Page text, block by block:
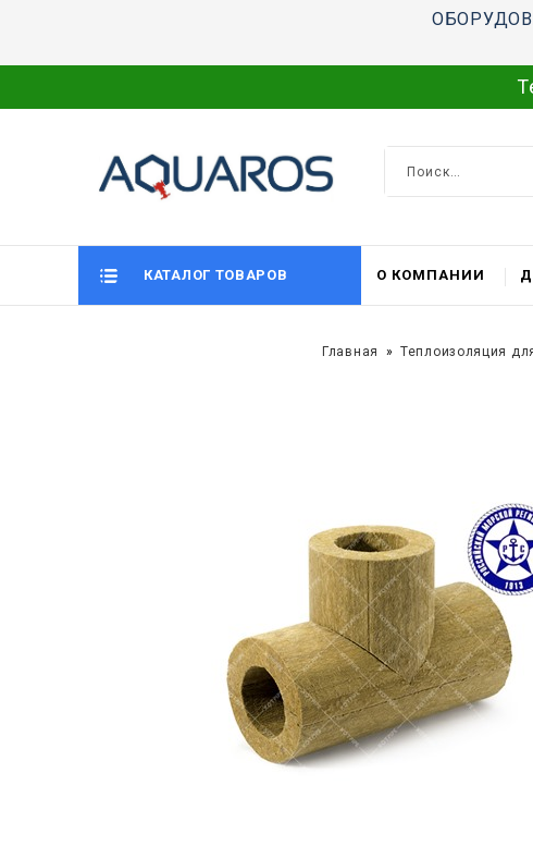
КАТАЛОГ ТОВАРОВ О КОМПАНИИ
Главная Теплоизоляция